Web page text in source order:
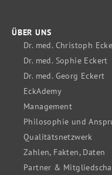
ÜBER UNS
Dr. med. Christoph
Dr. med. Sophie Eckert
Dr. med. Georg Eckert
EckAdemy
Management
Philosophie und
Qualitätsnetzwerk
Zahlen, Fakten, Daten
Partner &